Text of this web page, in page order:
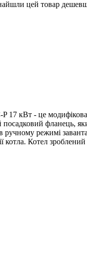
цей товар
кВт - це
фланець,
режимі
котла. Котел